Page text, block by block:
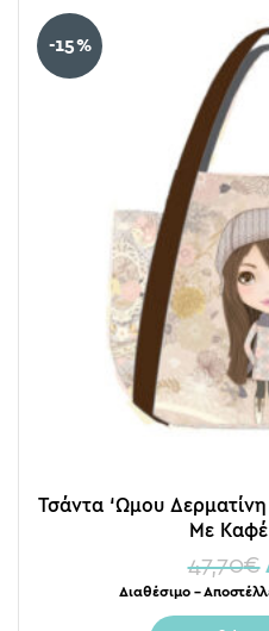
-15%
Τσάντα ‘Ωμου
Με
47,70€
Διαθέσιμο –